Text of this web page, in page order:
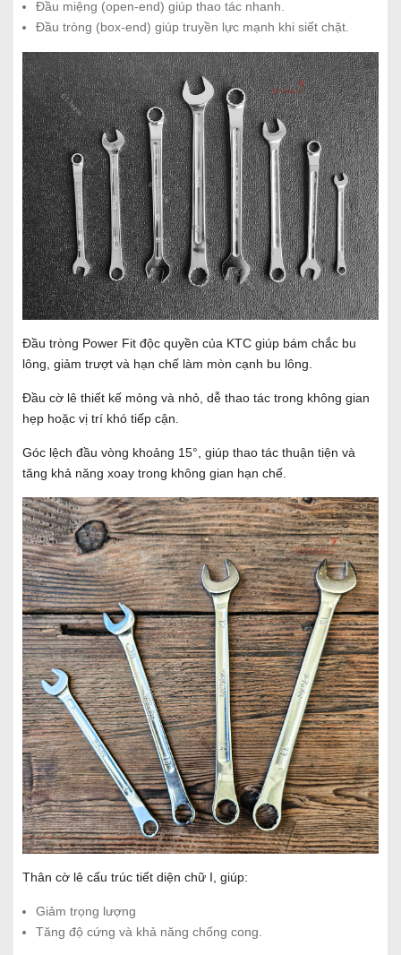
Đầu miệng (open-end) giúp thao tác nhanh.
Đầu tròng (box-end) giúp truyền lực mạnh khi siết chặt.
Đầu tròng Power Fit độc quyền của KTC giúp bám chắc bu
lông, giảm trượt và hạn chế làm mòn cạnh bu lông.
Đầu cờ lê thiết kế mỏng và nhỏ, dễ thao tác trong không gian
hẹp hoặc vị trí khó tiếp cận.
Góc lệch đầu vòng khoảng 15°, giúp thao tác thuận tiện và
tăng khả năng xoay trong không gian hạn chế.
Thân cờ lê cấu trúc tiết diện chữ I, giúp:
Giảm trọng lượng
Tăng độ cứng và khả năng chống cong.